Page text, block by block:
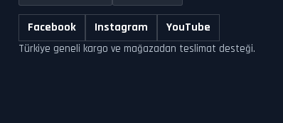
Facebook Instagram YouTube
Türkiye geneli kargo ve mağazadan teslimat desteği.